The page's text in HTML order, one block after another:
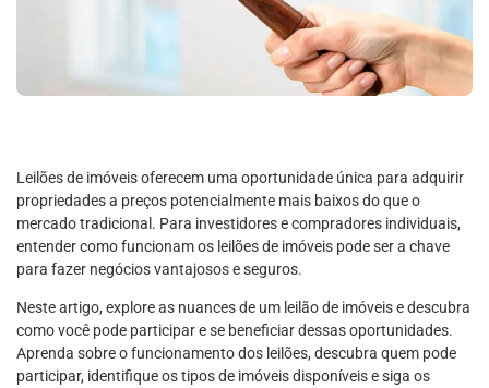
Leilões de imóveis oferecem uma oportunidade única para adquirir
propriedades a preços potencialmente mais baixos do que o
mercado tradicional. Para investidores e compradores individuais,
entender como funcionam os leilões de imóveis pode ser a chave
para fazer negócios vantajosos e seguros.
Neste artigo, explore as nuances de um leilão de imóveis e descubra
como você pode participar e se beneficiar dessas oportunidades.
Aprenda sobre o funcionamento dos leilões, descubra quem pode
participar, identifique os tipos de imóveis disponíveis e siga os